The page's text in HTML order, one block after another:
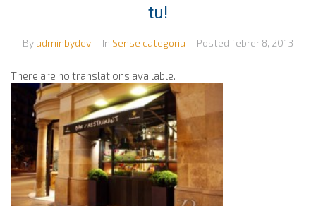
tu!
By adminbydev In Sense categoria Posted febrer 8, 2013
There are no translations available.